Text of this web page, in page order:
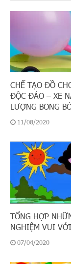
CHẾ TẠO ĐỒ
ĐỘC ĐÁO – XE
LƯỢNG BONG
11/08/2020
TỔNG HỢP
NGHIỆM VUI
07/04/2020